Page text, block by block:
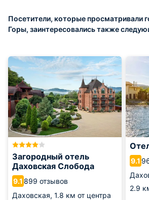
Посетители, которые просматривали
Горы, заинтересовались также
Загородный отель
Даховская Слобода
9.1899 отзывов
Даховская, 1.8 км от центра
9.1
2.9